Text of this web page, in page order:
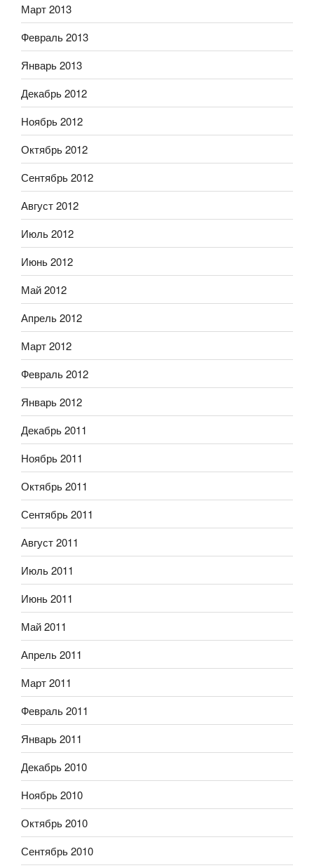
Март 2013
Февраль 2013
Январь 2013
Декабрь 2012
Ноябрь 2012
Октябрь 2012
Сентябрь 2012
Август 2012
Июль 2012
Июнь 2012
Май 2012
Апрель 2012
Март 2012
Февраль 2012
Январь 2012
Декабрь 2011
Ноябрь 2011
Октябрь 2011
Сентябрь 2011
Август 2011
Июль 2011
Июнь 2011
Май 2011
Апрель 2011
Март 2011
Февраль 2011
Январь 2011
Декабрь 2010
Ноябрь 2010
Октябрь 2010
Сентябрь 2010